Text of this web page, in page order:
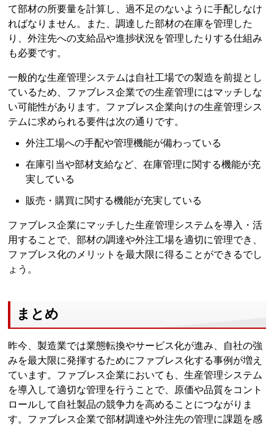
て部材の所要量を計算し、過不足のないように手配しなけ
ればなりません。また、調達した部材の在庫を管理した
り、外注先への支給品や進捗状況を管理したりする仕組み
も必要です。
一般的な生産管理システムは自社工場での製造を前提とし
ているため、ファブレス企業での生産管理にはマッチしな
い可能性があります。ファブレス企業向けの生産管理シス
テムに求められる要件は次の通りです。
外注工場への手配や管理機能が備わっている
在庫引当や部材支給など、在庫管理に関する機能が充
実している
販売・購買に関する機能が充実している
ファブレス企業にマッチした生産管理システムを導入・活
用することで、部材の調達や外注工場を適切に管理でき、
ファブレス化のメリットを最大限に得ることができるでし
ょう。
まとめ
昨今、製造業では業態転換やサービス化が進み、自社の強
みを最大限に発揮するためにファブレス化する事例が増え
ています。ファブレス企業においても、生産管理システム
を導入して適切な管理を行うことで、原価や品質をコント
ロールして自社製品の競争力を高めることにつながりま
す。ファブレス企業で部材調達や外注先の管理に課題を感